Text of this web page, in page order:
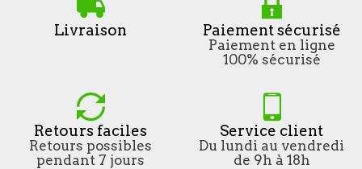
Livraison Paiement sécurisé
Paiement en ligne
100% sécurisé
Retours faciles
Retours possibles
pendant 7 jours
Service client
Du lundi au vendredi
de 9h à 18h